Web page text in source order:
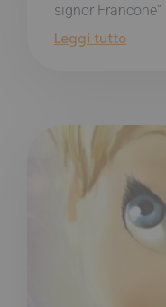
signor Francone”
Leggi tutto